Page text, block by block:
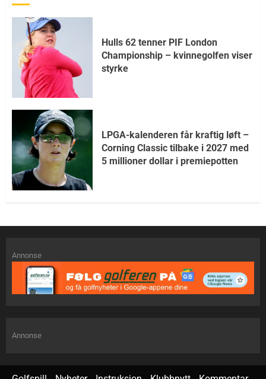
Hulls 62 tenner PIF London
Championship – kvinnegolfen viser
styrke
LPGA-kalenderen får kraftig løft –
Corning Classic tilbake i 2027 med
5 millioner dollar i premiepotten
Annonse
Annonse